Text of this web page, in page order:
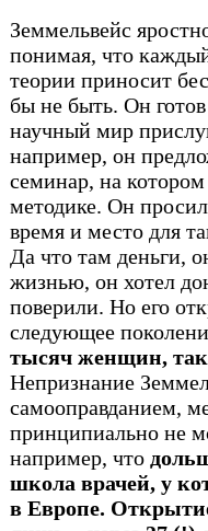
Земмельвейс
понимая, что
теории приносит
бы не быть. Он
научный мир
например, он
семинар, на
методике. Он
время и место для
Да что там деньги,
жизнью, он хотел
поверили. Но его
следующее
тысяч женщин,
Непризнание
самооправданием,
принципиально не
например, что
школа врачей, у
в Европе.